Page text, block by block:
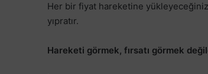
Her bir fiyat hareketine yükleyeceğiniz
yıpratır.
Hareketi görmek, fırsatı görmek